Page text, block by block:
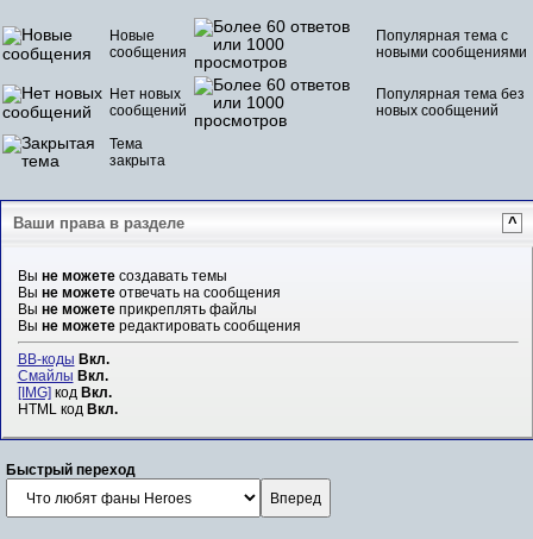
Новые
сообщения
Популярная тема с
новыми сообщениями
Нет новых
сообщений
Популярная тема без
новых сообщений
Тема
закрыта
Ваши права в разделе ^
Вы не можетесоздавать темы
Вы не можетеотвечать на сообщения
Вы не можетеприкреплять файлы
Вы не можетередактировать сообщения
BB-коды Вкл.
Смайлы Вкл.
[IMG]код Вкл.
HTML код Вкл.
Быстрый переход